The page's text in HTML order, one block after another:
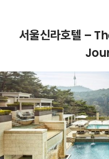
서울신라호텔 –